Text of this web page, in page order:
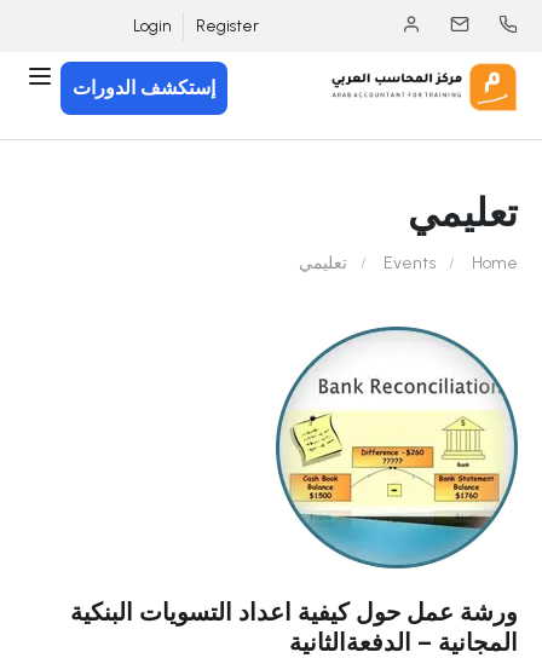
Register
Login
إستكشف الدورات
تعليمي
Home
Events تعليمي
ورشة عمل حول كيفية اعداد التسويات البنكية
المجانية – الدفعةالثانية